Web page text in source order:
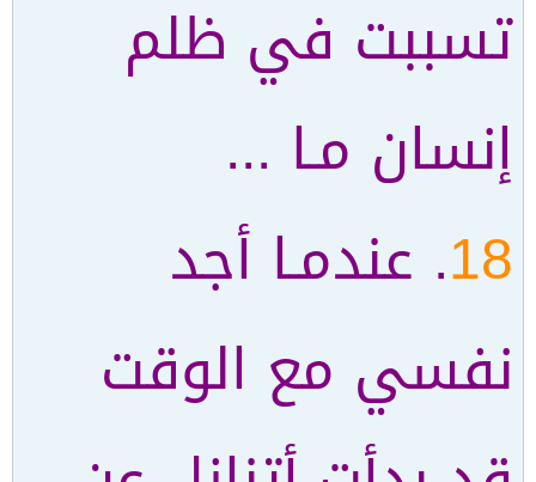
تسببت في ظلم
إنسان مـا ...
18. عندمـا أجد
نفسي مع الوقت